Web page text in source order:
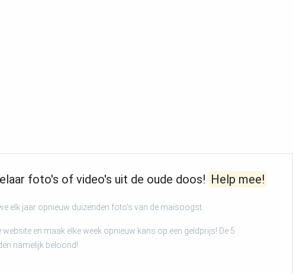
foto's of video's uit de oude doos! Help mee!
elk jaar opnieuw duizenden foto's van de maisoogst.
en maak elke week opnieuw kans op een geldprijs! De 5
namelijk beloond!